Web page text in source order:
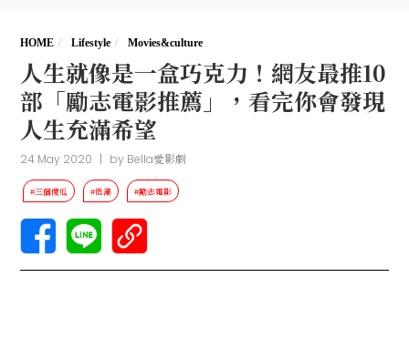
HOME Lifestyle Movies&culture
人生就像是一盒巧克力！網友最推10
部「勵志電影推薦」，看完你會發現
人生充滿希望
24 May 2020 | by Bella愛影劇
#三個傻瓜 #低潮 #勵志電影